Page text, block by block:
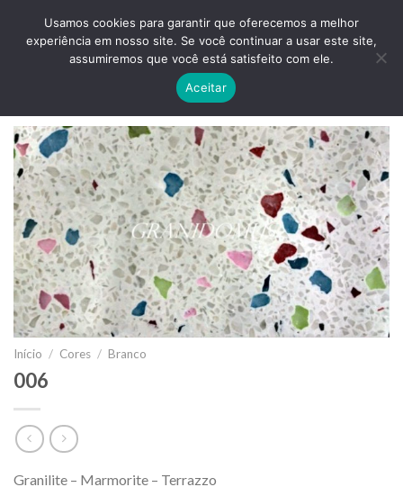
0
Início / Cores / Branco
006
Granilite – Marmorite – Terrazzo
Usamos cookies para garantir que oferecemos a melhor
experiência em nosso site. Se você continuar a usar este site,
assumiremos que você está satisfeito com ele.
Aceitar